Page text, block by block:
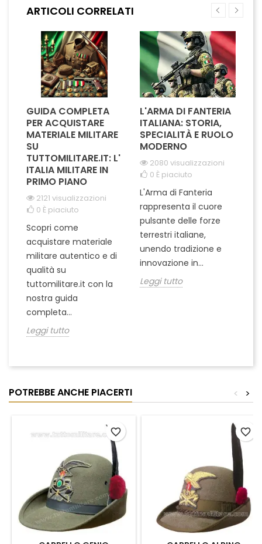
autenticità. Ideali per
militare, le mostrine sono un
dedizione dei cavalieri.
Ogni...
ARTICOLI CORRELATI
GUIDA COMPLETA
PER ACQUISTARE
MATERIALE MILITARE
SU
TUTTOMILITARE.IT: L'
ITALIA MILITARE IN
PRIMO PIANO
2121 visualizzazioni
0 È piaciuto
Scopri come
acquistare materiale
militare autentico e di
qualità su
tuttomilitare.it con la
nostra guida
completa...
Leggi tutto
L'ARMA DI FANTERIA
ITALIANA: STORIA,
SPECIALITÀ E RUOLO
MODERNO
2080 visualizzazioni
0 È piaciuto
L'Arma di Fanteria
rappresenta il cuore
pulsante delle forze
terrestri italiane,
unendo tradizione e
innovazione in...
Leggi tutto
POTREBBE ANCHE PIACERTI >
<
favorite_border favorite_border